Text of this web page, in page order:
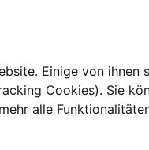
Einige von
Cookies). Sie
alle